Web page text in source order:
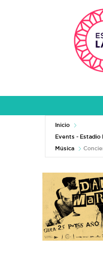
Inicio
Events - Estadio
Música